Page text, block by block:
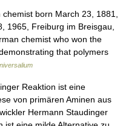
born March 23, 1881,
1965, Freiburg im Breisgau,
chemist who won the
that polymers
Reaktion ist eine
von primären Aminen aus
Hermann Staudinger